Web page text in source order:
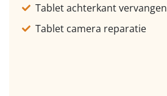
Tablet achterkant vervangen
Tablet camera reparatie